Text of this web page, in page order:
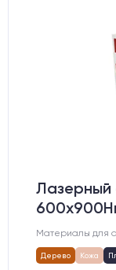
Лазерный
Материалы для
Дерево Кожа